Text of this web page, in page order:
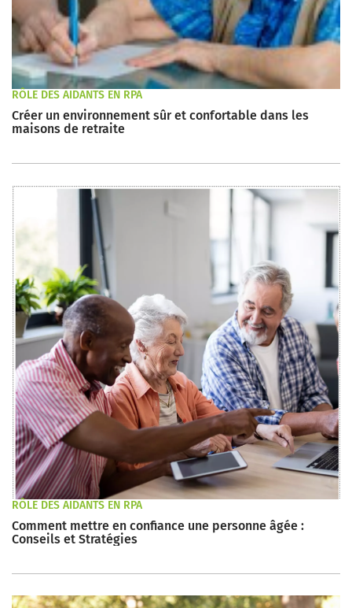
RÔLE DES AIDANTS EN RPA
Créer un environnement sûr et confortable dans les
maisons de retraite
RÔLE DES AIDANTS EN RPA
Comment mettre en confiance une personne âgée :
Conseils et Stratégies